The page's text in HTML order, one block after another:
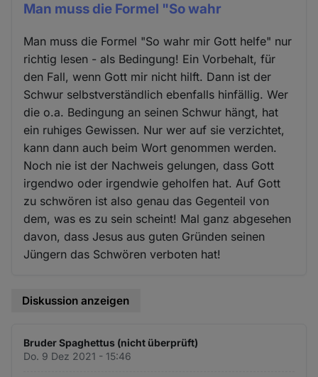
Man muss die Formel "So wahr
Man muss die Formel "So wahr mir Gott helfe" nur
richtig lesen - als Bedingung! Ein Vorbehalt, für
den Fall, wenn Gott mir nicht hilft. Dann ist der
Schwur selbstverständlich ebenfalls hinfällig. Wer
die o.a. Bedingung an seinen Schwur hängt, hat
ein ruhiges Gewissen. Nur wer auf sie verzichtet,
kann dann auch beim Wort genommen werden.
Noch nie ist der Nachweis gelungen, dass Gott
irgendwo oder irgendwie geholfen hat. Auf Gott
zu schwören ist also genau das Gegenteil von
dem, was es zu sein scheint! Mal ganz abgesehen
davon, dass Jesus aus guten Gründen seinen
Jüngern das Schwören verboten hat!
Diskussion anzeigen
Bruder Spaghettus (nicht überprüft)
Do. 9 Dez 2021 - 15:46